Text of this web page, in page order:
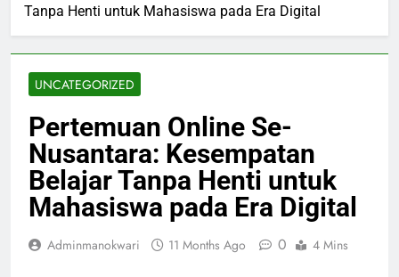
Tanpa Henti untuk Mahasiswa pada Era Digital
UNCATEGORIZED
Pertemuan Online Se-
Nusantara: Kesempatan
Belajar Tanpa Henti untuk
Mahasiswa pada Era Digital
Adminmanokwari 11 Months Ago 0 4 Mins